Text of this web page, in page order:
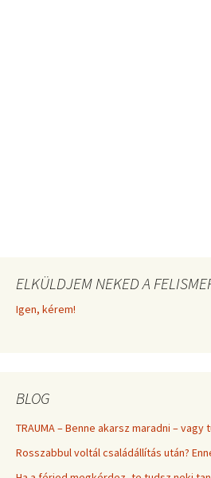
ELKÜLDJEM NEKED A
Igen, kérem!
BLOG
TRAUMA – Benne akarsz maradni – vagy
Rosszabbul voltál családállítás után?